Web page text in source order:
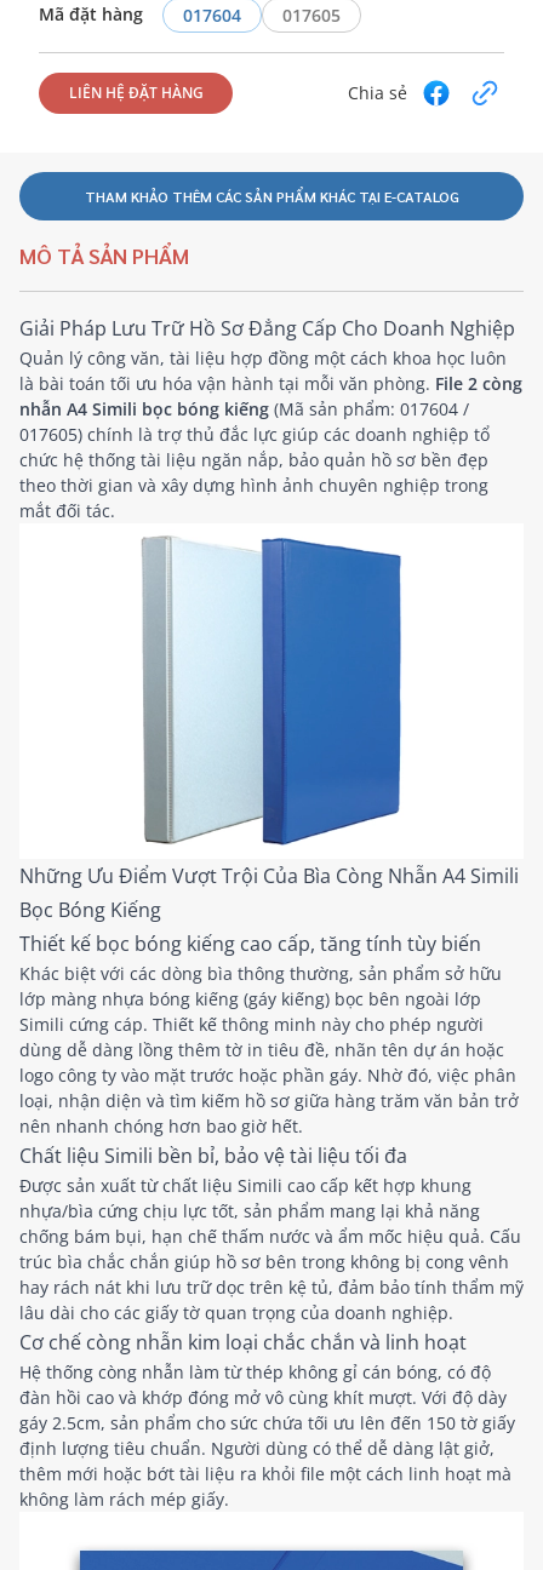
Mã đặt hàng 017604 017605
LIÊN HỆ ĐẶT HÀNG Chia sẻ
THAM KHẢO THÊM CÁC SẢN PHẨM KHÁC TẠI E-CATALOG
MÔ TẢ SẢN PHẨM
Giải Pháp Lưu Trữ Hồ Sơ Đẳng Cấp Cho Doanh Nghiệp
Quản lý công văn, tài liệu hợp đồng một cách khoa học luôn
là bài toán tối ưu hóa vận hành tại mỗi văn phòng. File 2 còng
nhẫn A4 Simili bọc bóng kiếng (Mã sản phẩm: 017604 /
017605) chính là trợ thủ đắc lực giúp các doanh nghiệp tổ
chức hệ thống tài liệu ngăn nắp, bảo quản hồ sơ bền đẹp
theo thời gian và xây dựng hình ảnh chuyên nghiệp trong
mắt đối tác.
Những Ưu Điểm Vượt Trội Của Bìa Còng Nhẫn A4 Simili
Bọc Bóng Kiếng
Thiết kế bọc bóng kiếng cao cấp, tăng tính tùy biến
Khác biệt với các dòng bìa thông thường, sản phẩm sở hữu
lớp màng nhựa bóng kiếng (gáy kiếng) bọc bên ngoài lớp
Simili cứng cáp. Thiết kế thông minh này cho phép người
dùng dễ dàng lồng thêm tờ in tiêu đề, nhãn tên dự án hoặc
logo công ty vào mặt trước hoặc phần gáy. Nhờ đó, việc phân
loại, nhận diện và tìm kiếm hồ sơ giữa hàng trăm văn bản trở
nên nhanh chóng hơn bao giờ hết.
Chất liệu Simili bền bỉ, bảo vệ tài liệu tối đa
Được sản xuất từ chất liệu Simili cao cấp kết hợp khung
nhựa/bìa cứng chịu lực tốt, sản phẩm mang lại khả năng
chống bám bụi, hạn chế thấm nước và ẩm mốc hiệu quả. Cấu
trúc bìa chắc chắn giúp hồ sơ bên trong không bị cong vênh
hay rách nát khi lưu trữ dọc trên kệ tủ, đảm bảo tính thẩm mỹ
lâu dài cho các giấy tờ quan trọng của doanh nghiệp.
Cơ chế còng nhẫn kim loại chắc chắn và linh hoạt
Hệ thống còng nhẫn làm từ thép không gỉ cán bóng, có độ
đàn hồi cao và khớp đóng mở vô cùng khít mượt. Với độ dày
gáy 2.5cm, sản phẩm cho sức chứa tối ưu lên đến 150 tờ giấy
định lượng tiêu chuẩn. Người dùng có thể dễ dàng lật giở,
thêm mới hoặc bớt tài liệu ra khỏi file một cách linh hoạt mà
không làm rách mép giấy.